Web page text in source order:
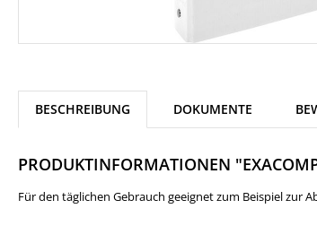
BESCHREIBUNG DOKUMENTE
PRODUKTINFORMATIONEN
Für den täglichen Gebrauch geeignet zum Beispiel zur